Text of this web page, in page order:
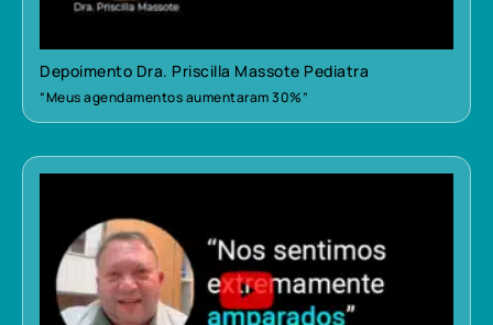
Depoimento Dra. Priscilla Massote Pediatra
“Meus agendamentos aumentaram 30%”